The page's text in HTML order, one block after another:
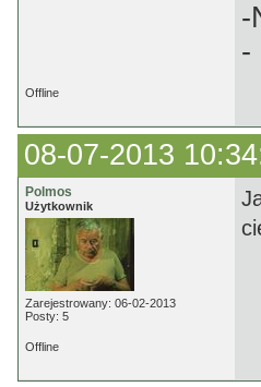
-
-
Offline
08-07-2013
Polmos
Użytkownik
Zarejestrowany: 06-02-2013
Posty: 5
Offline